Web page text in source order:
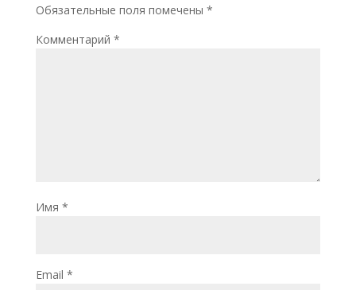
Обязательные поля помечены *
Комментарий *
Имя *
Email *